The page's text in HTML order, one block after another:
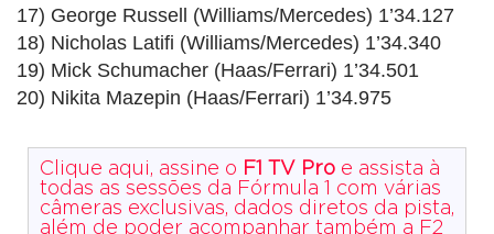
17) George Russell (Williams/Mercedes) 1’34.127
18) Nicholas Latifi (Williams/Mercedes) 1’34.340
19) Mick Schumacher (Haas/Ferrari) 1’34.501
20) Nikita Mazepin (Haas/Ferrari) 1’34.975
Clique aqui, assine o F1 TV Pro e assista à
todas as sessões da Fórmula 1 com várias
câmeras exclusivas, dados diretos da pista,
além de poder acompanhar também a F2